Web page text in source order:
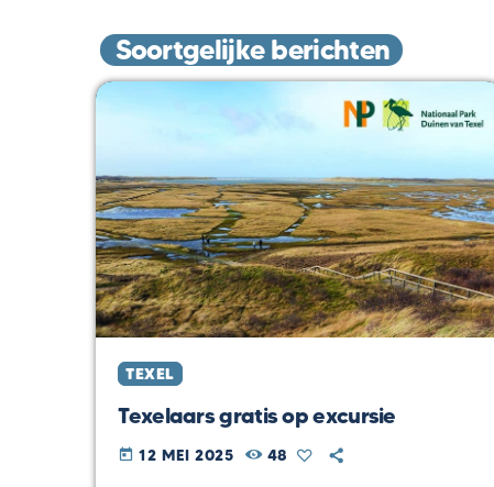
Soortgelijke berichten
TEXEL
Texelaars gratis op excursie
today 12 MEI 2025 48